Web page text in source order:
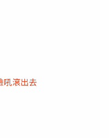
滾出去